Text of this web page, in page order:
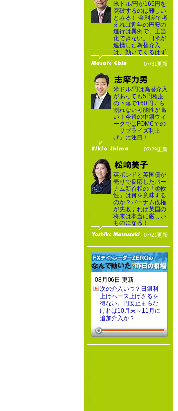
米ドル/円が165円を
突破するのは難しい
とみる！ 金利差で考
えれば近年の円安の
進行は異例で、正当
化できない。日米が
連携した為替介入
は、効いてくるはず
07/31更新
米ドル/円は為替介入
があっても5円程度
の下落で160円すら
割れない可能性が高
い！今週の中銀ウィ
ークではFOMCでの
「サプライズ利上
げ」に注目！
07/29更新
英ポンドと英国債が
売りで反応したバー
ナム新首相の「柔軟
性」は何を意味する
のか？バーナム政権
が失敗すれば英国の
将来は本当に厳しい
ものになる！
07/21更新
08月06日 更新
次の介入いつ？日銀利
上げペース上げざるを
得ない。円安止まらな
ければ10月末～11月に
追加介入か？